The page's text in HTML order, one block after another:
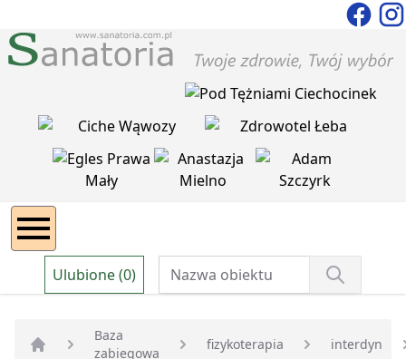
Ulubione (0)
Baza
zabiegowa
fizykoterapia interdyn